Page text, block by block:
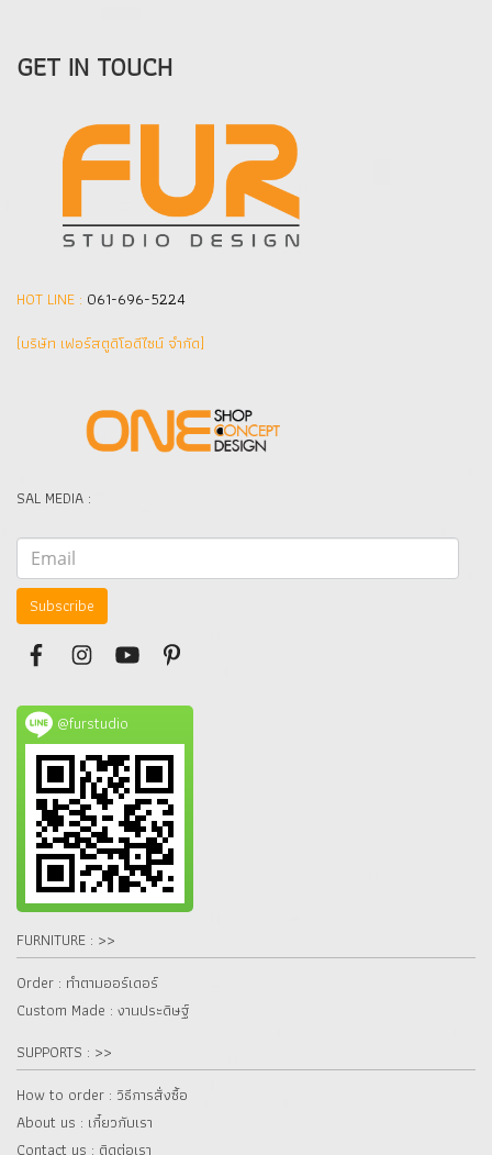
GET IN TOUCH
HOT LINE : 061-696-5224
(บริษัท เฟอร์สตูดิโอดีไซน์ จำกัด]
SAL MEDIA :
Subscribe
@furstudio
FURNITURE : >>
Order : ทำตามออร์เดอร์
Custom Made : งานประดิษฐ์
SUPPORTS : >>
How to order : วิธีการสั่งซื้อ
About us : เกี๋ยวกับเรา
Contact us : ติดต่อเรา